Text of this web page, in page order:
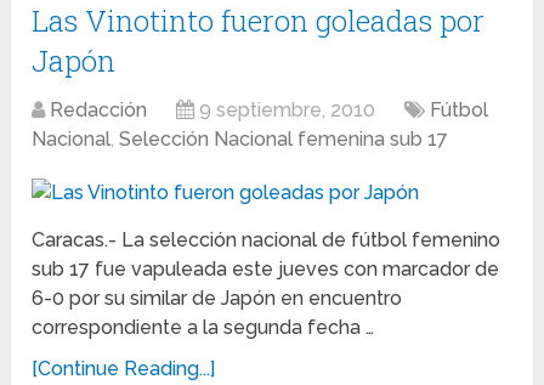
Las Vinotinto fueron goleadas por
Japón
Redacción 9 septiembre, 2010
Fútbol
Nacional,Selección Nacional femenina sub 17
Caracas.- La selección nacional de fútbol femenino
sub 17 fue vapuleada este jueves con marcador de
6-0 por su similar de Japón en encuentro
correspondiente a la segunda fecha …
[Continue Reading...]